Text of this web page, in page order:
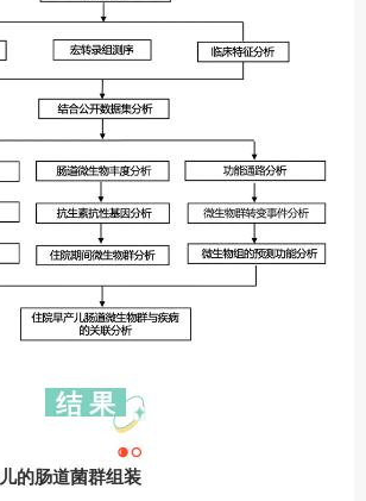
结 果
的肠道菌群组装